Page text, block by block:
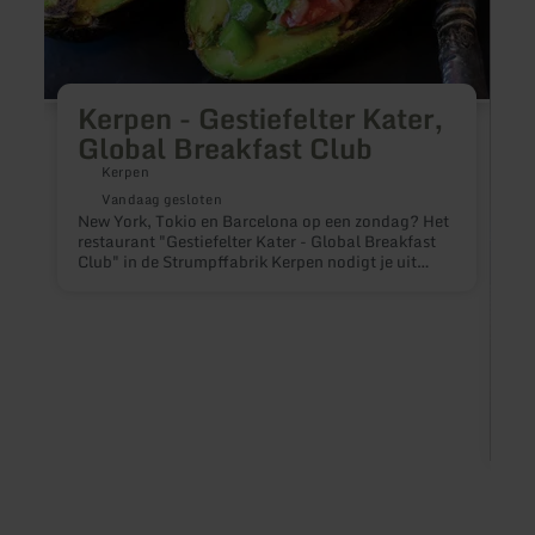
Kerpen - Gestiefelter Kater,
Global Breakfast Club
Kerpen
Vandaag gesloten
New York, Tokio en Barcelona op een zondag? Het
restaurant "Gestiefelter Kater - Global Breakfast
Club" in de Strumpffabrik Kerpen nodigt je uit